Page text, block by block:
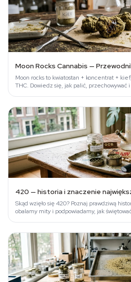
Moon Rocks Cannabis —
Moon rocks to kwiatostan + koncentrat +
THC. Dowiedz się, jak palić, przechowywać
420 — historia i znaczenie
Skąd wzięło się 420? Poznaj prawdziwą
obalamy mity i podpowiadamy, jak